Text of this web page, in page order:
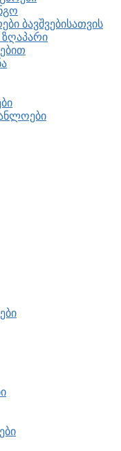
ბავშვებისათვის
ზღაპარი